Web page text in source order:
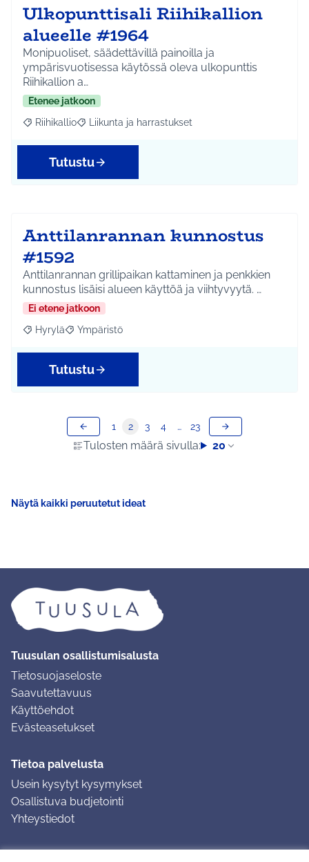
Ulkopunttisali Riihikallion
alueelle #1964
Monipuoliset, säädettävillä painoilla ja
ympärisvuotisessa käytössä oleva ulkopunttis
Riihikallion a…
Etenee jatkoon
Rajaa tulokset aihepiirin mukaan: Riihikallio
Riihikallio Rajaa tulokset teeman mukaan: Liikunta ja
Liikunta ja harrastukset
Tutustu
Anttilanrannan kunnostus
#1592
Anttilanrannan grillipaikan kattaminen ja penkkien
kunnostus lisäisi alueen käyttöä ja viihtyvyytä. …
Ei etene jatkoon
Rajaa tulokset aihepiirin mukaan: Hyrylä
Hyrylä Rajaa tulokset teeman mukaan: Ympäristö
Ympäristö
Tutustu
Tulosten määrä sivulla: 20
1 2 3 4 … 23
Näytä kaikki peruutetut ideat
Tuusulan osallistumisalusta
Tietosuojaseloste
Saavutettavuus
Käyttöehdot
Evästeasetukset
Tietoa palvelusta
Usein kysytyt kysymykset
Osallistuva budjetointi
Yhteystiedot